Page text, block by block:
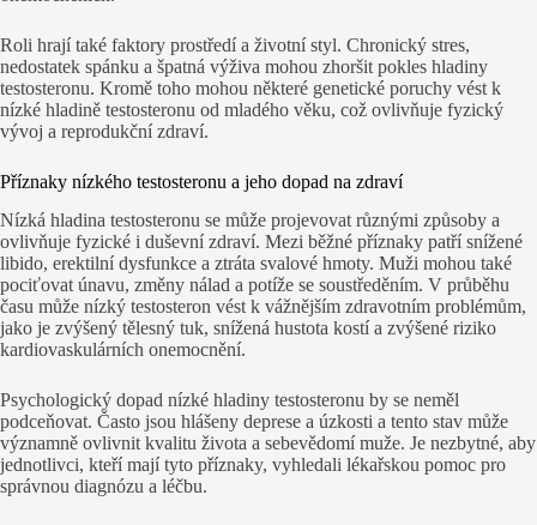
Roli hrají také faktory prostředí a životní styl. Chronický stres,
nedostatek spánku a špatná výživa mohou zhoršit pokles hladiny
testosteronu. Kromě toho mohou některé genetické poruchy vést k
nízké hladině testosteronu od mladého věku, což ovlivňuje fyzický
vývoj a reprodukční zdraví.
Příznaky nízkého testosteronu a jeho dopad na zdraví
Nízká hladina testosteronu se může projevovat různými způsoby a
ovlivňuje fyzické i duševní zdraví. Mezi běžné příznaky patří snížené
libido, erektilní dysfunkce a ztráta svalové hmoty. Muži mohou také
pociťovat únavu, změny nálad a potíže se soustředěním. V průběhu
času může nízký testosteron vést k vážnějším zdravotním problémům,
jako je zvýšený tělesný tuk, snížená hustota kostí a zvýšené riziko
kardiovaskulárních onemocnění.
Psychologický dopad nízké hladiny testosteronu by se neměl
podceňovat. Často jsou hlášeny deprese a úzkosti a tento stav může
významně ovlivnit kvalitu života a sebevědomí muže. Je nezbytné, aby
jednotlivci, kteří mají tyto příznaky, vyhledali lékařskou pomoc pro
správnou diagnózu a léčbu.